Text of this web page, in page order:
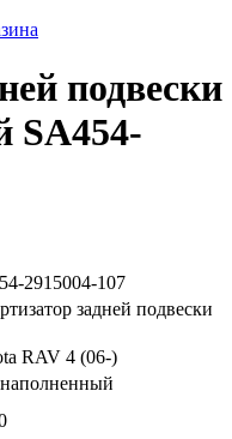
подвески
SA454-
2915004-107
задней подвески
RAV 4 (06-)